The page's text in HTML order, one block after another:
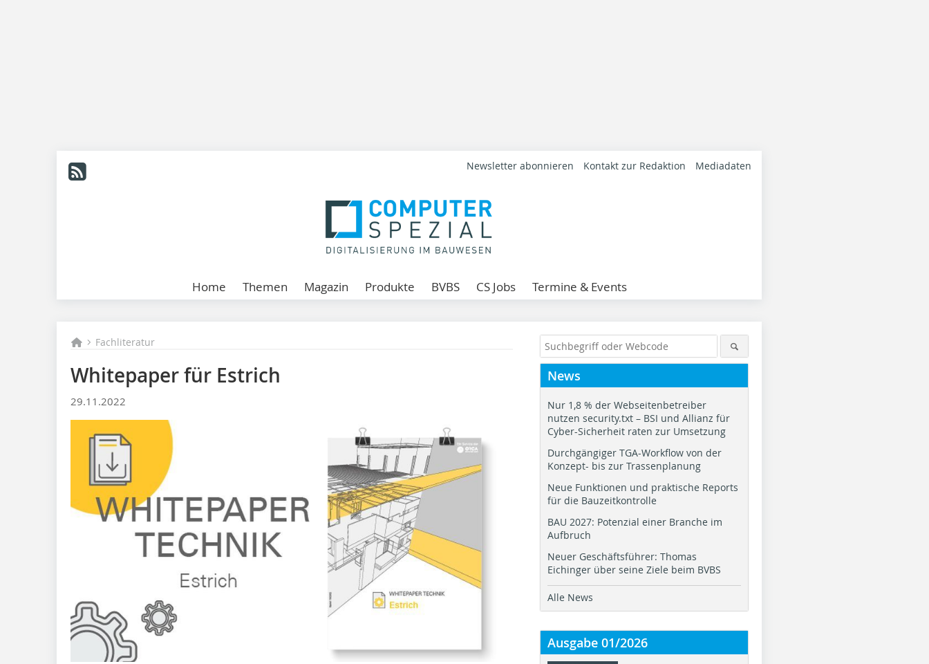
Newsletter abonnieren Kontakt zur Redaktion Mediadaten
Home Themen Magazin Produkte BVBS CS Jobs Termine & Events
Fachliteratur
Whitepaper für Estrich
29.11.2022
News
Nur 1,8 % der Webseitenbetreiber
nutzen security.txt – BSI und Allianz für
Cyber-Sicherheit raten zur Umsetzung
Durchgängiger TGA-Workflow von der
Konzept- bis zur Trassenplanung
Neue Funktionen und praktische Reports
für die Bauzeitkontrolle
BAU 2027: Potenzial einer Branche im
Aufbruch
Neuer Geschäftsführer: Thomas
Eichinger über seine Ziele beim BVBS
Alle News
Ausgabe 01/2026